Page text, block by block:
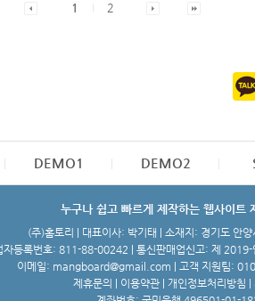
1 2
DEMO1 DEMO2
누구나 쉽고 빠르게 제작하는 웹사이트
(주)홈토리 | 대표이사: 박기태 | 소재지: 경기도 안
자등록번호: 811-88-00242 | 통신판매업신고: 제
이메일: mangboard@gmail.com | 고객 지원팀:
제휴문의
이용약관 개인정보처리방침